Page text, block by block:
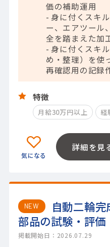
価の補助運用
- 身に付くスキ
ー、エアツール
全を踏まえた加
- 身に付くスキ
め・整理）を使
再確認用の記録
特徴
月給30万円以上 経
詳細を見
NEW
自動二輪
部品の試験・評価
掲載開始日：2026.07.29